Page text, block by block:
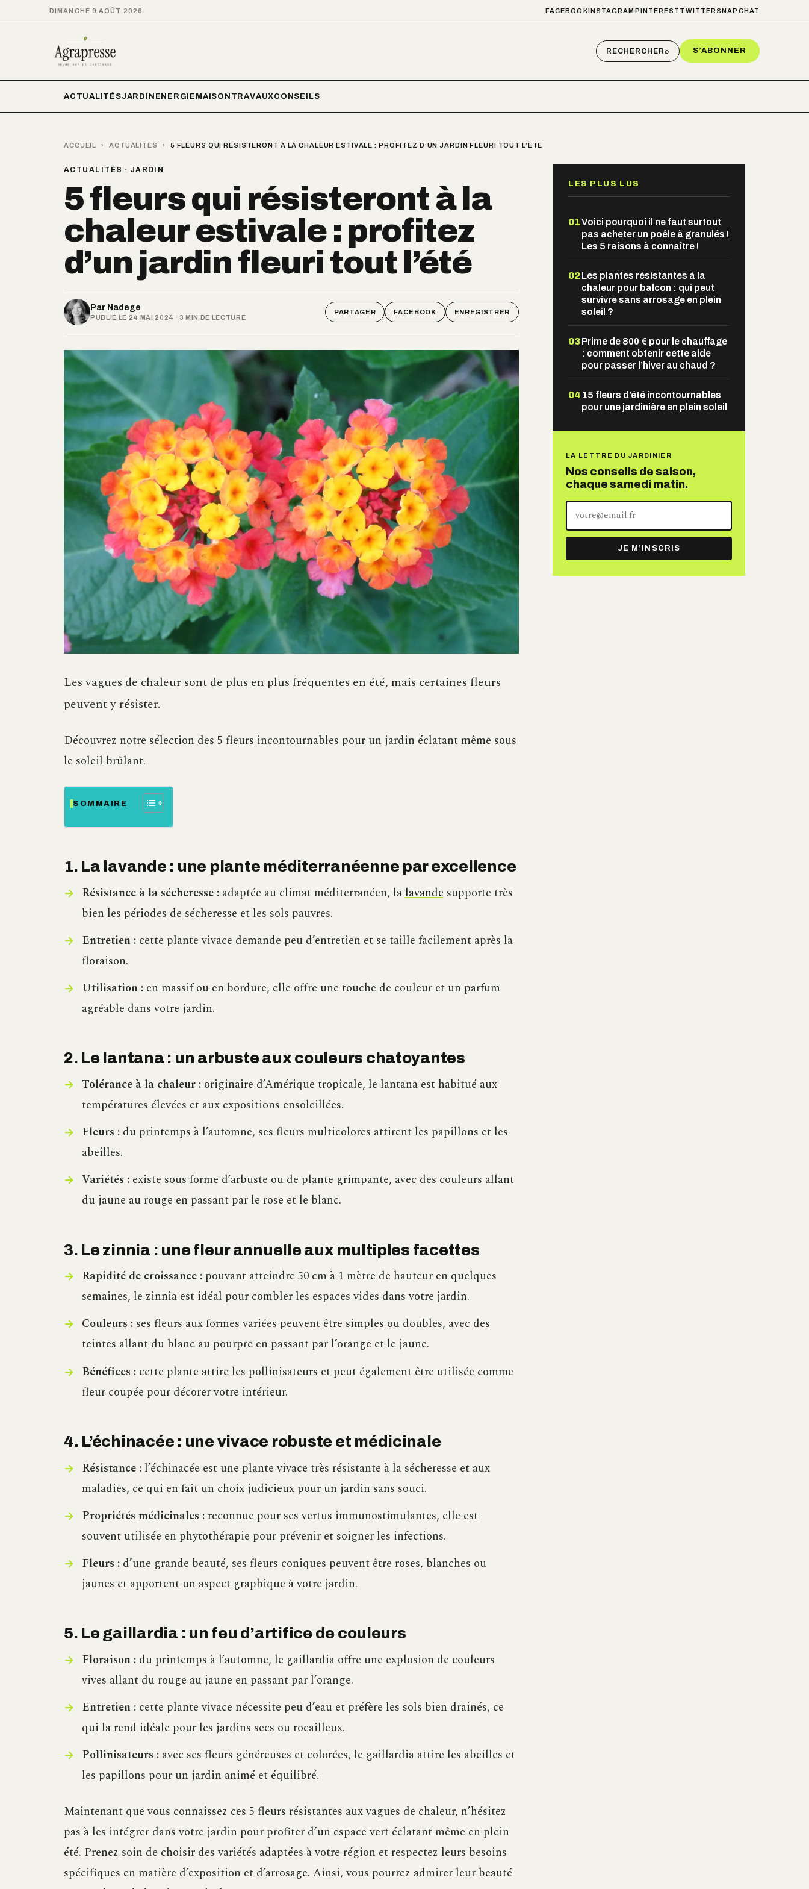
DIMANCHE 9 AOÛT 2026 FACEBOOKINSTAGRAM PINTEREST TWITTER SNAPCHAT
RECHERCHER⌕ S’ABONNER
ACTUALITÉSJARDIN ENERGIE MAISON TRAVAUXCONSEILS
ACCUEIL › ACTUALITÉS › 5 FLEURS QUI RÉSISTERONT À LA CHALEUR ESTIVALE : PROFITEZ D’UN JARDIN FLEURI TOUT L’ÉTÉ
ACTUALITÉS · JARDIN
5 fleurs qui résisteront à la
chaleur estivale : profitez
d’un jardin fleuri tout l’été
Par Nadege
PUBLIÉ LE 24 MAI 2024 · 3 MIN DE LECTURE
PARTAGER FACEBOOK ENREGISTRER
Les vagues de chaleur sont de plus en plus fréquentes en été, mais certaines fleurs
peuvent y résister.
Découvrez notre sélection des 5 fleurs incontournables pour un jardin éclatant même sous
le soleil brûlant.
SOMMAIRE
1. La lavande : une plante méditerranéenne par excellence
Résistance à la sécheresse :adaptée au climat méditerranéen, lalavandesupporte très
bien les périodes de sécheresse et les sols pauvres.
Entretien :cette plante vivace demande peu d’entretien et se taille facilement après la
floraison.
Utilisation :en massif ou en bordure, elle offre une touche de couleur et un parfum
agréable dans votre jardin.
2. Le lantana : un arbuste aux couleurs chatoyantes
Tolérance à la chaleur :originaire d’Amérique tropicale, le lantana est habitué aux
températures élevées et aux expositions ensoleillées.
Fleurs :du printemps à l’automne, ses fleurs multicolores attirent les papillons et les
abeilles.
Variétés :existe sous forme d’arbuste ou de plante grimpante, avec des couleurs allant
du jaune au rouge en passant par le rose et le blanc.
3. Le zinnia : une fleur annuelle aux multiples facettes
Rapidité de croissance :pouvant atteindre 50 cm à 1 mètre de hauteur en quelques
semaines, le zinnia est idéal pour combler les espaces vides dans votre jardin.
Couleurs :ses fleurs aux formes variées peuvent être simples ou doubles, avec des
teintes allant du blanc au pourpre en passant par l’orange et le jaune.
Bénéfices :cette plante attire les pollinisateurs et peut également être utilisée comme
fleur coupée pour décorer votre intérieur.
4. L’échinacée : une vivace robuste et médicinale
Résistance :l’échinacée est une plante vivace très résistante à la sécheresse et aux
maladies, ce qui en fait un choix judicieux pour un jardin sans souci.
Propriétés médicinales :reconnue pour ses vertus immunostimulantes, elle est
souvent utilisée en phytothérapie pour prévenir et soigner les infections.
Fleurs :d’une grande beauté, ses fleurs coniques peuvent être roses, blanches ou
jaunes et apportent un aspect graphique à votre jardin.
5. Le gaillardia : un feu d’artifice de couleurs
Floraison :du printemps à l’automne, le gaillardia offre une explosion de couleurs
vives allant du rouge au jaune en passant par l’orange.
Entretien :cette plante vivace nécessite peu d’eau et préfère les sols bien drainés, ce
qui la rend idéale pour les jardins secs ou rocailleux.
Pollinisateurs :avec ses fleurs généreuses et colorées, le gaillardia attire les abeilles et
les papillons pour un jardin animé et équilibré.
Maintenant que vous connaissez ces 5 fleurs résistantes aux vagues de chaleur, n’hésitez
pas à les intégrer dans votre jardin pour profiter d’un espace vert éclatant même en plein
été. Prenez soin de choisir des variétés adaptées à votre région et respectez leurs besoins
spécifiques en matière d’exposition et d’arrosage. Ainsi, vous pourrez admirer leur beauté
LES PLUS LUS
01Voici pourquoi il ne faut surtout
pas acheter un poêle à granulés !
Les 5 raisons à connaître !
02Les plantes résistantes à la
chaleur pour balcon : qui peut
survivre sans arrosage en plein
soleil ?
03Prime de 800 € pour le chauffage
: comment obtenir cette aide
pour passer l’hiver au chaud ?
04 15 fleurs d’été incontournables
pour une jardinière en plein soleil
LA LETTRE DU JARDINIER
Nos conseils de saison,
chaque samedi matin.
adresse
mail
JE M’INSCRIS